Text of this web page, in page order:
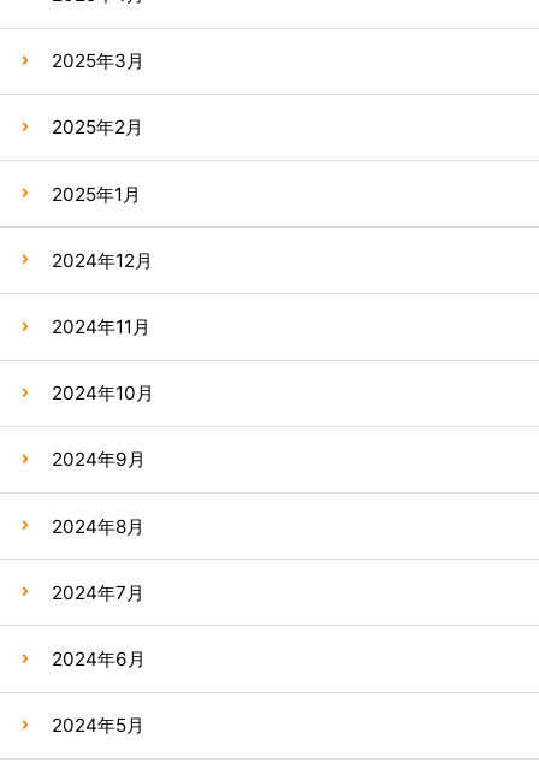
2025年3月
2025年2月
2025年1月
2024年12月
2024年11月
2024年10月
2024年9月
2024年8月
2024年7月
2024年6月
2024年5月